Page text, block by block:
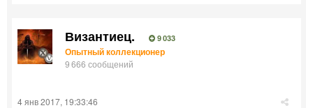
Византиец. 9 033
Опытный коллекционер
9 666 сообщений
4 янв 2017, 19:33:46